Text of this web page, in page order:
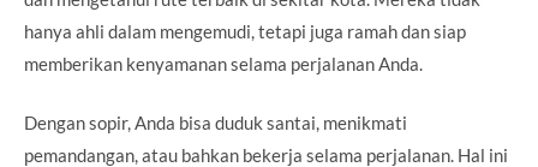
hanya ahli dalam mengemudi, tetapi juga ramah dan siap
memberikan kenyamanan selama perjalanan Anda.
Dengan sopir, Anda bisa duduk santai, menikmati
pemandangan, atau bahkan bekerja selama perjalanan. Hal ini